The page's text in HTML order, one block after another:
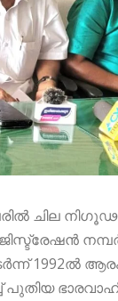
ചില
1992ൽ